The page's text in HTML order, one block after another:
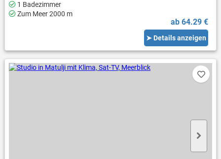
1 Badezimmer
Zum Meer 2000 m
ab 64.29 €
➤ Details anzeigen